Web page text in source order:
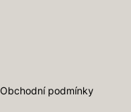
Obchodní podmínky